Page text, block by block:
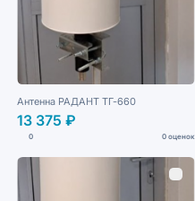
Антенна РАДАНТ ТГ-660
13 375 ₽
0 0 оценок